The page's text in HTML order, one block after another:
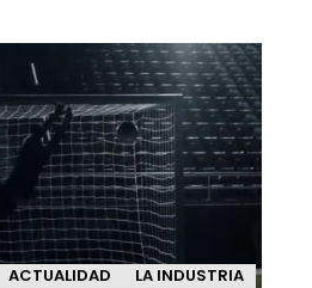
ACTUALIDAD LA INDUSTRIA